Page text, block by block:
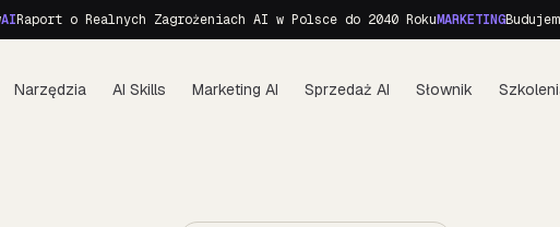
o Realnych Zagrożeniach AI w Polsce do 2040 RokuMARKETINGBudujemy
Narzędzia AI Skills Marketing AI Sprzedaż AI Słownik